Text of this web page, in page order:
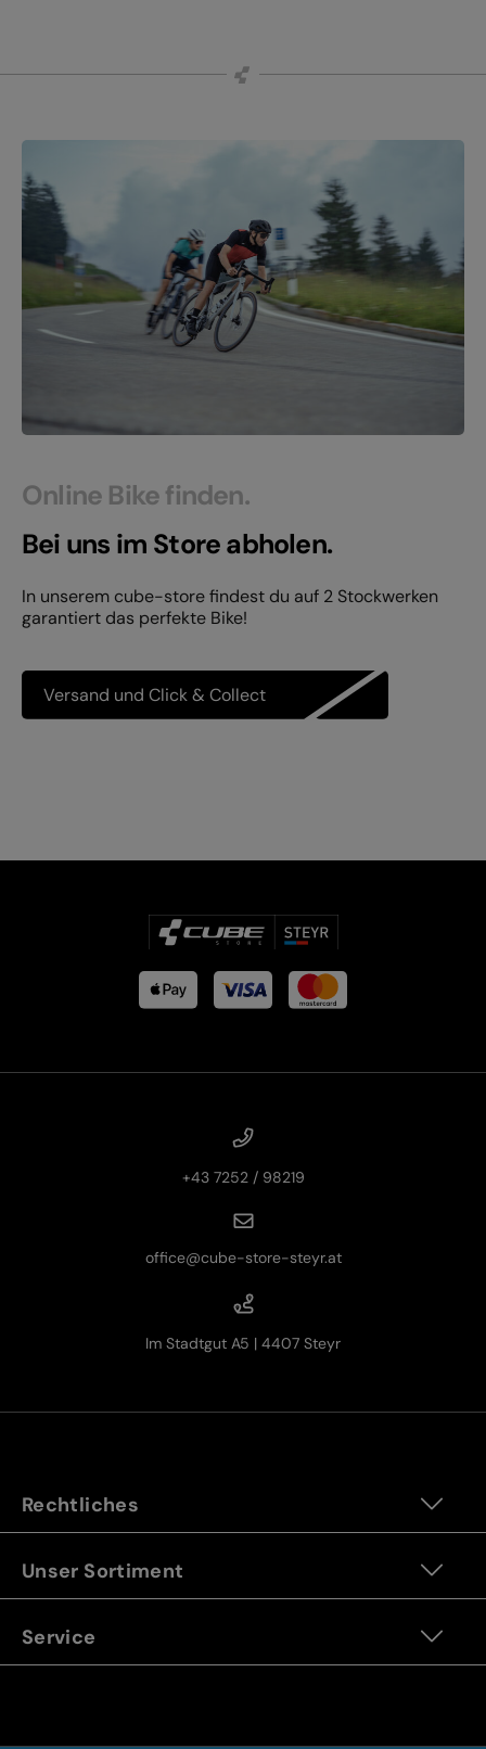
Online Bike finden.
Bei uns im Store abholen.
In unserem cube-store findest du auf 2 Stockwerken
garantiert das perfekte Bike!
Versand und Click & Collect
+43 7252 / 98219
office@cube-store-steyr.at
Im Stadtgut A5 | 4407 Steyr
Rechtliches
Unser Sortiment
Service